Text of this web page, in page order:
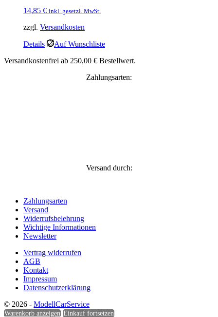
14,85 € inkl. gesetzl. MwSt.
zzgl. Versandkosten
Details
Auf Wunschliste
Versandkostenfrei ab 250,00 € Bestellwert.
Zahlungsarten:
Versand durch:
Zahlungsarten
Versand
Widerrufsbelehrung
Wichtige Informationen
Newsletter
Vertrag widerrufen
AGB
Kontakt
Impressum
Datenschutzerklärung
© 2026 - ModellCarService
Warenkorb anzeigen Einkauf fortsetzen